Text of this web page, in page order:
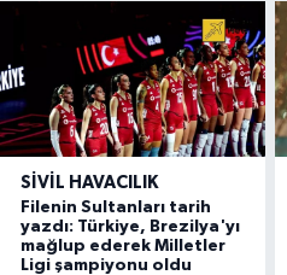
SIVIL HAVACILIK
Filenin Sultanları tarih
yazdı: Türkiye, Brezilya'yı
mağlup ederek Milletler
Ligi şampiyonu oldu